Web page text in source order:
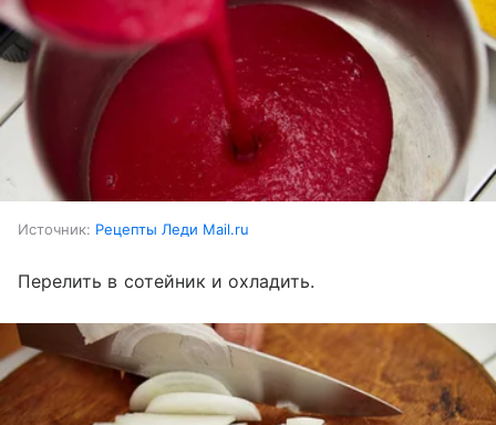
Источник: Рецепты Леди Mail.ru
Перелить в сотейник и охладить.